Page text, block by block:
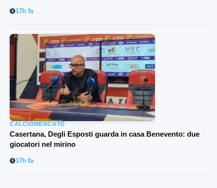
17h fa
CALCIOMERCATO
Casertana, Degli Esposti guarda in casa Benevento: due
giocatori nel mirino
17h fa